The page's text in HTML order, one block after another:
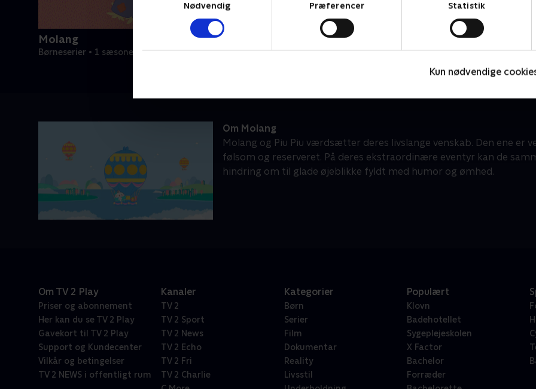
Nødvendig
Præferencer Statistik
Kun nødvendige
Molang
Børneserier • 1 sæsoner
Little Charmers
Om Molang
Molang og Piu Piu værdsætter deres livslange venskab. Den ene er
følsom og reserveret. På deres ekstraordinære eventyr kan de
hindring om til glade øjeblikke fyldt med humor og ømhed.
Om TV 2 Play
Priser og abonnement
Her kan du se TV 2 Play
Gavekort til TV 2 Play
Support og Kundecenter
Vilkår og betingelser
TV 2 NEWS i offentligt rum
Kanaler
TV 2
TV 2 Sport
TV 2 News
TV 2 Echo
TV 2 Fri
TV 2 Charlie
Kategorier
Børn
Serier
Film
Dokumentar
Reality
Livsstil
Populært
Klovn
Badehotellet
Sygeplejeskolen
X Factor
Bachelor
Forræder